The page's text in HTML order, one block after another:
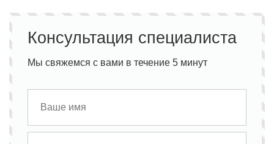
Консультация специалиста
Мы свяжемся с вами в течение 5 минут